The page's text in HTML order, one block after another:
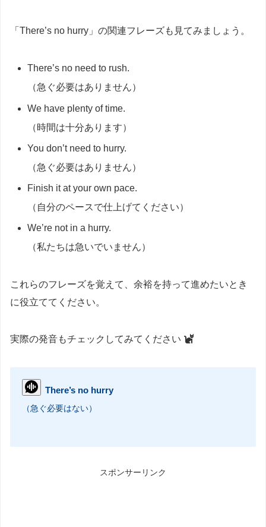
「There’s no hurry」の関連フレーズも見てみましょう。
There’s no need to rush.
（急ぐ必要はありません）
We have plenty of time.
（時間は十分あります）
You don’t need to hurry.
（急ぐ必要はありません）
Finish it at your own pace.
（自分のペースで仕上げてください）
We’re not in a hurry.
（私たちは急いでいません）
これらのフレーズを覚えて、余裕を持って進めたいとき
に役立ててください。
実際の発音もチェックしてみてください
There’s no hurry
（急ぐ必要はない）
スポンサーリンク